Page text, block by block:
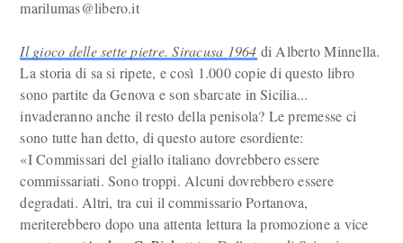
marilumas@libero.it
Il gioco delle sette pietre. Siracusa 1964 di Alberto Minnella.
La storia di sa si ripete, e così 1.000 copie di questo libro
sono partite da Genova e son sbarcate in Sicilia...
invaderanno anche il resto della penisola? Le premesse ci
sono tutte han detto, di questo autore esordiente:
«I Commissari del giallo italiano dovrebbero essere
commissariati. Sono troppi. Alcuni dovrebbero essere
degradati. Altri, tra cui il commissario Portanova,
meriterebbero dopo una attenta lettura la promozione a vice